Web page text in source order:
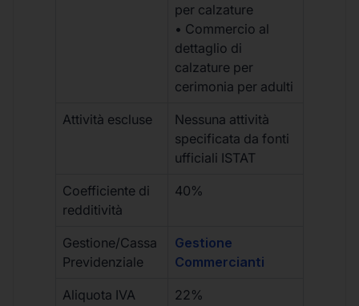
per calzature
• Commercio al
dettaglio di
calzature per
cerimonia per adulti
Attività escluse
Nessuna attività
specificata da fonti
ufficiali ISTAT
Coefficiente di
redditività
40%
Gestione/Cassa
Previdenziale
Gestione
Commercianti
Aliquota IVA 22%